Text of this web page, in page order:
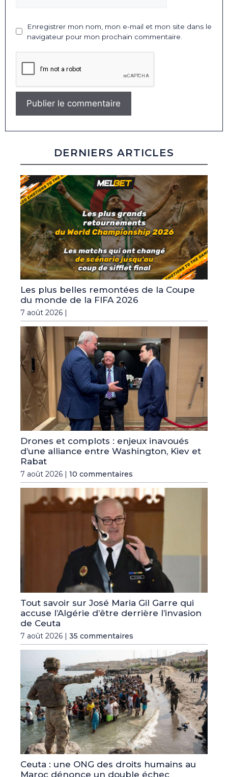
Enregistrer mon nom, mon e-mail et mon site dans le
navigateur pour mon prochain commentaire.
DERNIERS ARTICLES
Les plus belles remontées de la Coupe
du monde de la FIFA 2026
7 août 2026 |
Drones et complots : enjeux inavoués
d’une alliance entre Washington, Kiev et
Rabat
7 août 2026 | 10 commentaires
Tout savoir sur José Maria Gil Garre qui
accuse l’Algérie d’être derrière l’invasion
de Ceuta
7 août 2026 | 35 commentaires
Ceuta : une ONG des droits humains au
Maroc dénonce un double échec